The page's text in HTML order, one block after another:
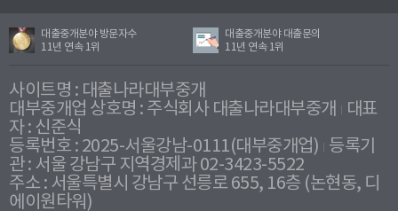
대출중개분야 방문자수
11년 연속 1위
대출중개분야 대출문의
11년 연속 1위
사이트명 : 대출나라대부중개
대부중개업 상호명 : 주식회사 대출나라대부중개
대표
자 : 신준식
등록번호 : 2025-서울강남-0111(대부중개업) 등록기
관 : 서울 강남구 지역경제과 02-3423-5522
주소 : 서울특별시 강남구 선릉로 655, 16층 (논현동, 디
에이원타워)